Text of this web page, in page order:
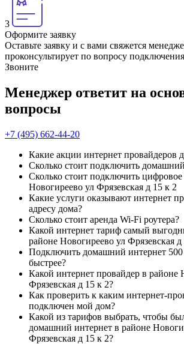
3
Оформите заявку
Оставьте заявку и с вами свяжется
проконсультирует по вопросу подключения
Звоните
Менеджер ответит на
вопросы
+7 (495) 662-44-20
Какие акции интернет провайдеров
Сколько стоит подключить
Сколько стоит подключить
Новогиреево ул Фрязевская д 15 к 2
Какие услуги оказывают интернет
адресу дома?
Сколько стоит аренда Wi-Fi роутера?
Какой интернет тариф самый
районе Новогиреево ул Фрязевская д
Подключить домашний интернет
быстрее?
Какой интернет провайдер в районе
Фрязевская д 15 к 2?
Как проверить к каким интернет-
подключен мой дом?
Какой из тарифов выбрать, чтобы
домашний интернет в районе
Фрязевская д 15 к 2?